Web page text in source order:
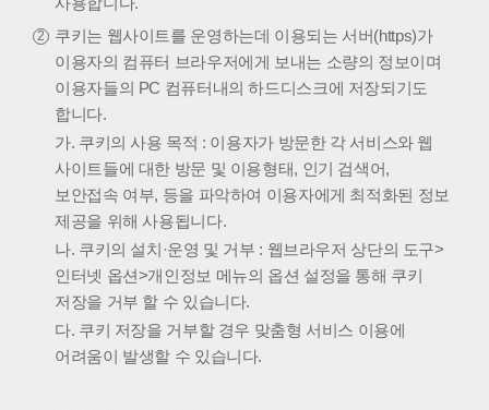
쿠키는 웹사이트를 운영하는데 이용되는 서버(https)가
이용자의 컴퓨터 브라우저에게 보내는 소량의 정보이며
이용자들의 PC 컴퓨터내의 하드디스크에 저장되기도
합니다.
가. 쿠키의 사용 목적 : 이용자가 방문한 각 서비스와 웹
사이트들에 대한 방문 및 이용형태, 인기 검색어,
보안접속 여부, 등을 파악하여 이용자에게 최적화된 정보
제공을 위해 사용됩니다.
나. 쿠키의 설치·운영 및 거부 : 웹브라우저 상단의 도구>
인터넷 옵션>개인정보 메뉴의 옵션 설정을 통해 쿠키
저장을 거부 할 수 있습니다.
다. 쿠키 저장을 거부할 경우 맞춤형 서비스 이용에
어려움이 발생할 수 있습니다.